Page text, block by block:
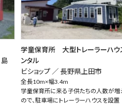
島
学童保育所 大型トレーラーハウ
ンタル
ビショップ ／長野県上田市
全長10m×幅3.4m
学童保育所に来る子供たちの人数が増
ので、駐車場にトレーラーハウスを設置